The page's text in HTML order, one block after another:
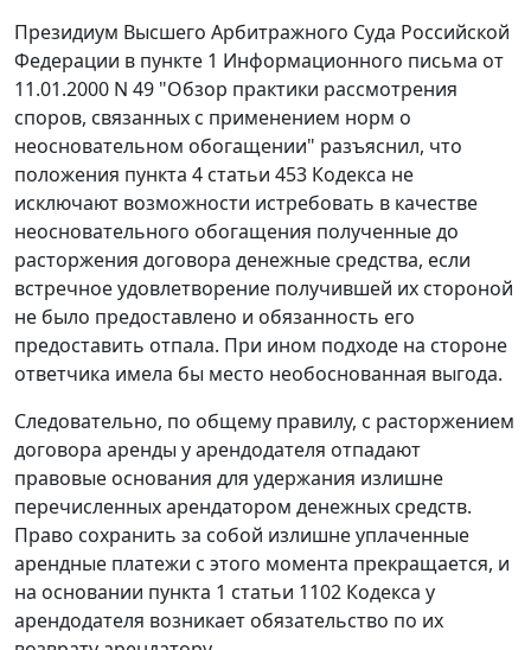
Президиум Высшего Арбитражного Суда Российской
Федерации в пункте 1 Информационного письма от
11.01.2000 N 49 "Обзор практики рассмотрения
споров, связанных с применением норм о
неосновательном обогащении" разъяснил, что
положения пункта 4 статьи 453 Кодекса не
исключают возможности истребовать в качестве
неосновательного обогащения полученные до
расторжения договора денежные средства, если
встречное удовлетворение получившей их стороной
не было предоставлено и обязанность его
предоставить отпала. При ином подходе на стороне
ответчика имела бы место необоснованная выгода.
Следовательно, по общему правилу, с расторжением
договора аренды у арендодателя отпадают
правовые основания для удержания излишне
перечисленных арендатором денежных средств.
Право сохранить за собой излишне уплаченные
арендные платежи с этого момента прекращается, и
на основании пункта 1 статьи 1102 Кодекса у
арендодателя возникает обязательство по их